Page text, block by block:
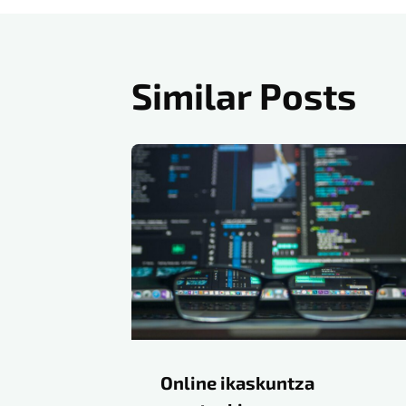
Similar Posts
Online ikaskuntza